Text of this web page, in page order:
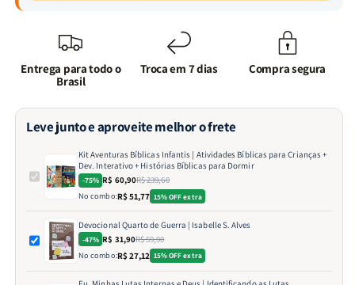
Entrega para todo o
Brasil
Troca em 7 dias Compra segura
Leve junto e aproveite melhor o frete
Kit Aventuras Bíblicas Infantis | Atividades Bíblicas para Crianças +
Dev. Interativo + Histórias Bíblicas para Dormir
-75% R$ 60,90R$ 239,60
No combo:R$ 51,77 15% OFF extra
Devocional Quarto de Guerra | Isabelle S. Alves
-47% R$ 31,90R$ 59,90
No combo:R$ 27,12 15% OFF extra